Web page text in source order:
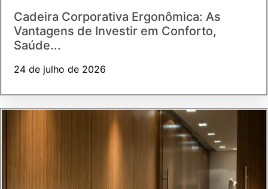
Cadeira Corporativa Ergonômica: As
Vantagens de Investir em Conforto,
Saúde...
24 de julho de 2026